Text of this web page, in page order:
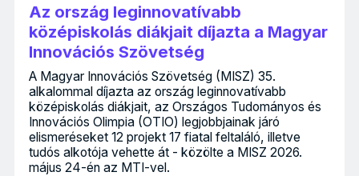
Az ország leginnovatívabb
középiskolás diákjait díjazta a Magyar
Innovációs Szövetség
A Magyar Innovációs Szövetség (MISZ) 35.
alkalommal díjazta az ország leginnovatívabb
középiskolás diákjait, az Országos Tudományos és
Innovációs Olimpia (OTIO) legjobbjainak járó
elismeréseket 12 projekt 17 fiatal feltaláló, illetve
tudós alkotója vehette át - közölte a MISZ 2026.
május 24-én az MTI-vel.